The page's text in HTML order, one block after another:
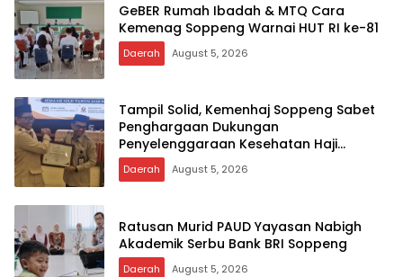
GeBER Rumah Ibadah & MTQ Cara
Kemenag Soppeng Warnai HUT RI ke-81
Daerah August 5, 2026
Tampil Solid, Kemenhaj Soppeng Sabet
Penghargaan Dukungan
Penyelenggaraan Kesehatan Haji
Terbaik
Daerah August 5, 2026
Ratusan Murid PAUD Yayasan Nabigh
Akademik Serbu Bank BRI Soppeng
Daerah August 5, 2026